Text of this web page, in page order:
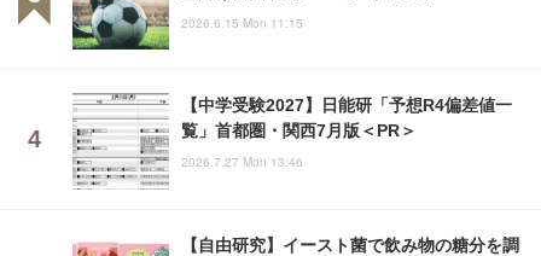
2026.6.15 Mon 11:15
【中学受験2027】日能研「予想R4偏差値一
覧」首都圏・関西7月版＜PR＞
2026.7.27 Mon 13:46
【自由研究】イースト菌で飲み物の糖分を調